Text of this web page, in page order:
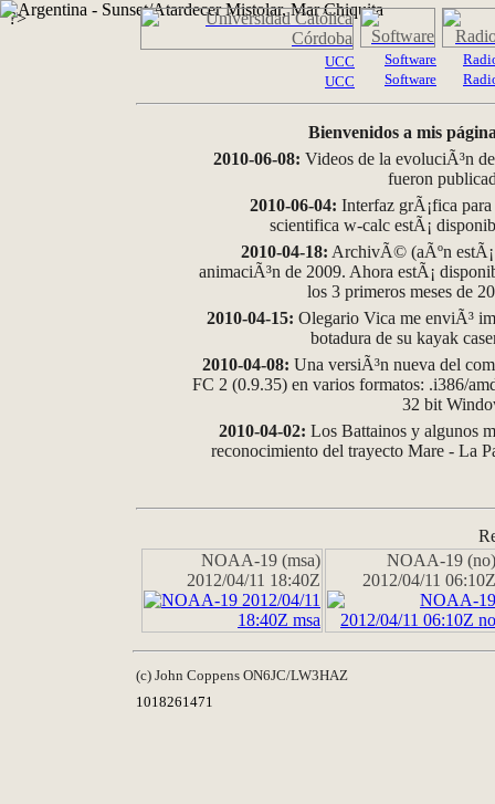
?>
UCC
UCC
Software
Software
Bienvenidos a mis
2010-06-08: Videos de la evoluciÃ³n
fueron
2010-06-04: Interfaz grÃ¡fica
scientifica w-calc estÃ¡
2010-04-18: ArchivÃ© (aÃºn
animaciÃ³n de 2009. Ahora estÃ¡
los 3 primeros meses de
2010-04-15: Olegario Vica me enviÃ³
botadura de su kayak
2010-04-08: Una versiÃ³n nueva del
FC 2 (0.9.35) en varios formatos: .i386/
32 bit
2010-04-02: Los Battainos y algunos
reconocimiento del trayecto Mare - La
NOAA-19 (msa)
2012/04/11 18:40Z
NOAA-19 (no)
2012/04/11 06:10Z
(c) John Coppens ON6JC/LW3HAZ
1018261471